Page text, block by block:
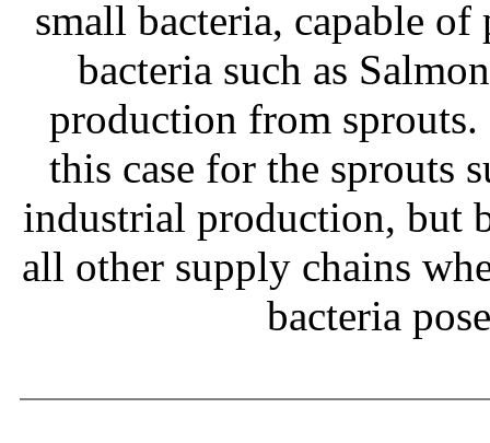
small bacteria, capable
bacteria such as
production from
this case for the sprouts
industrial production, but
all other supply chains
bacteria